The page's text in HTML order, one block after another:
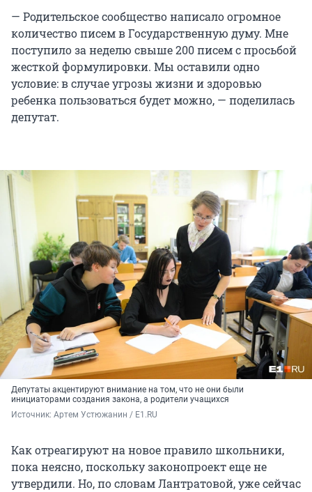
— Родительское сообщество написало огромное
количество писем в Государственную думу. Мне
поступило за неделю свыше 200 писем с просьбой
жесткой формулировки. Мы оставили одно
условие: в случае угрозы жизни и здоровью
ребенка пользоваться будет можно, — поделилась
депутат.
Депутаты акцентируют внимание на том, что не они были
инициаторами создания закона, а родители учащихся
Источник: Артем Устюжанин / E1.RU
Как отреагируют на новое правило школьники,
пока неясно, поскольку законопроект еще не
утвердили. Но, по словам Лантратовой, уже сейчас